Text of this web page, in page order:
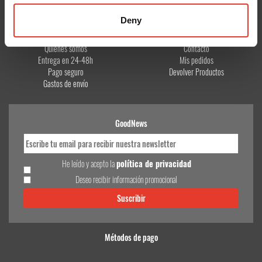
Deny
Quiénes somos
Entrega en 24-48h
Pago seguro
Gastos de envío
Contacto
Mis pedidos
Devolver Productos
GoodNews
He leído y acepto lapolítica de privacidad
Deseo recibir información promocional
Métodos de pago